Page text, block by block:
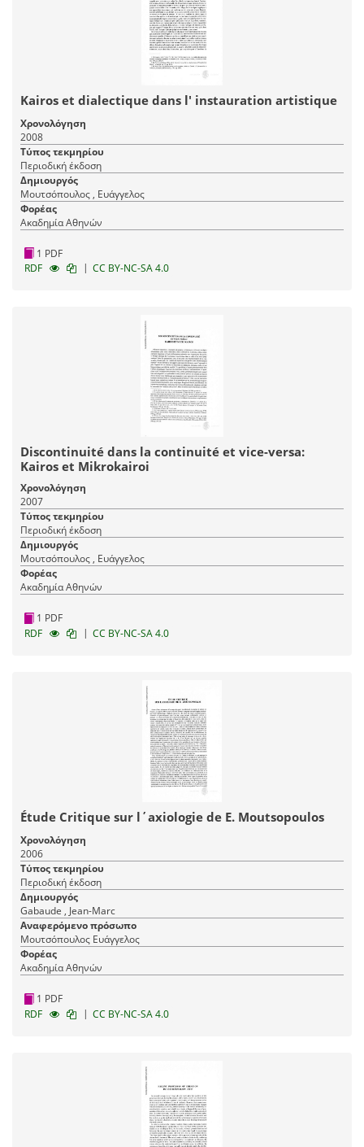
Kairos et dialectique dans l' instauration artistique
Χρονολόγηση
2008
Τύπος τεκμηρίου
Περιοδική έκδοση
Δημιουργός
Μουτσόπουλος , Ευάγγελος
Φορέας
Ακαδημία Αθηνών
1 PDF
RDF
| CC BY-NC-SA 4.0
Discontinuité dans la continuité et vice-versa:
Kairos et Mikrokairoi
Χρονολόγηση
2007
Τύπος τεκμηρίου
Περιοδική έκδοση
Δημιουργός
Μουτσόπουλος , Ευάγγελος
Φορέας
Ακαδημία Αθηνών
1 PDF
RDF
| CC BY-NC-SA 4.0
Étude Critique sur l΄axiologie de E. Moutsopoulos
Χρονολόγηση
2006
Τύπος τεκμηρίου
Περιοδική έκδοση
Δημιουργός
Gabaude , Jean-Marc
Αναφερόμενο πρόσωπο
Μουτσόπουλος Ευάγγελος
Φορέας
Ακαδημία Αθηνών
1 PDF
RDF
| CC BY-NC-SA 4.0